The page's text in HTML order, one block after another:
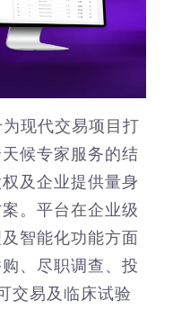
为现代交易项目打
候专家服务的结
及企业提供量身
。平台在企业级
智能化功能方面
、尽职调查、投
交易及临床试验